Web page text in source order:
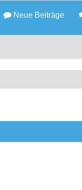
Neue Beiträge